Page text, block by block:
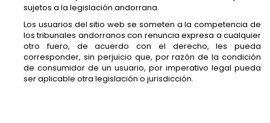
sujetos a la legislación andorrana.
Los usuarios del sitio web se someten a la competencia de
los tribunales andorranos con renuncia expresa a cualquier
otro fuero, de acuerdo con el derecho, les pueda
corresponder, sin perjuicio que, por razón de la condición
de consumidor de un usuario, por imperativo legal pueda
ser aplicable otra legislación o jurisdicción.